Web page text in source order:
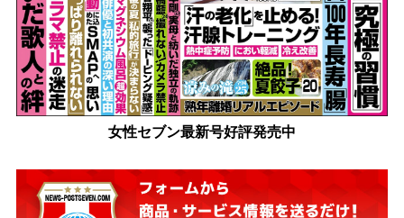
女性セブン最新号好評発売中